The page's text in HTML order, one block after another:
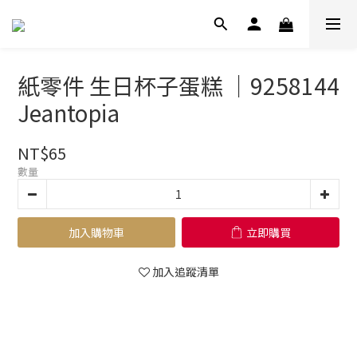
紙零件 生日杯子蛋糕 ｜9258144
Jeantopia
NT$65
數量
加入購物車 立即購買
加入追蹤清單